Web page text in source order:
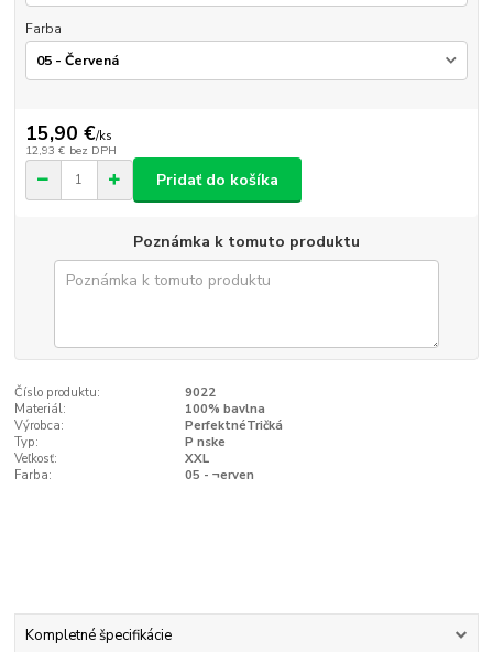
Farba
15,90 €/ks
12,93 € bez DPH
Pridať do košíka
Poznámka k tomuto produktu
Číslo produktu:
9022
Materiál:
100% bavlna
Výrobca:
PerfektnéTričká
Typ:
P nske
Veľkosť:
XXL
Farba:
05 - ¬erven
Kompletné špecifikácie